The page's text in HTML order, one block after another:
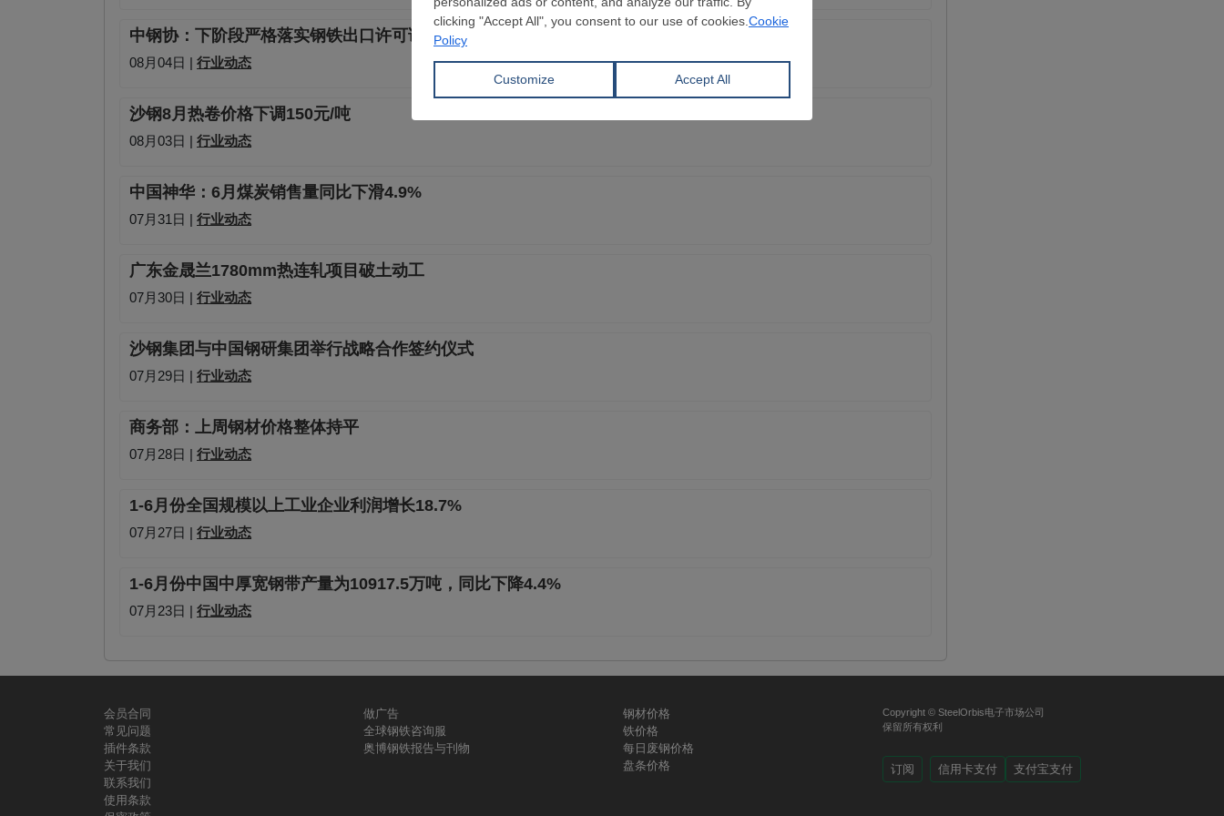
中钢协：下阶段严格落实钢铁出口许可证管理制度
08月04日 | 行业动态
沙钢8月热卷价格下调150元/吨
08月03日 | 行业动态
中国神华：6月煤炭销售量同比下滑4.9%
07月31日 | 行业动态
广东金晟兰1780mm热连轧项目破土动工
07月30日 | 行业动态
沙钢集团与中国钢研集团举行战略合作签约仪式
07月29日 | 行业动态
商务部：上周钢材价格整体持平
07月28日 | 行业动态
1-6月份全国规模以上工业企业利润增长18.7%
07月27日 | 行业动态
1-6月份中国中厚宽钢带产量为10917.5万吨，同比下降4.4%
07月23日 | 行业动态
会员合同
常见问题
插件条款
关于我们
联系我们
使用条款
做广告
全球钢铁咨询服
奥博钢铁报告与刊物
钢材价格
铁价格
每日废钢价格
盘条价格
Copyright © SteelOrbis电子市场公司
保留所有权利
订阅 信用卡支付 支付宝支付